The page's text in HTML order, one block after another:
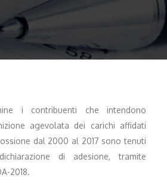
i contribuenti che intendono
agevolata dei carichi affidati
dal 2000 al 2017 sono tenuti
di adesione, tramite
2018.